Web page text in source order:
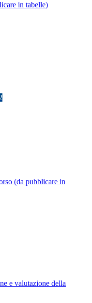
in tabelle)
(da pubblicare in
e valutazione della